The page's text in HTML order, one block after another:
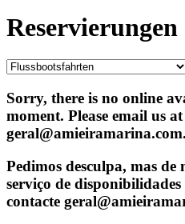
Reservierungen
Sorry, there is no online
moment. Please email us at
geral@amieiramarina.com.
Pedimos desculpa, mas de
serviço de
contacte